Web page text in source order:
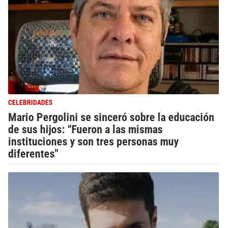
CELEBRIDADES
Mario Pergolini se sinceró sobre la educación
de sus hijos: “Fueron a las mismas
instituciones y son tres personas muy
diferentes"